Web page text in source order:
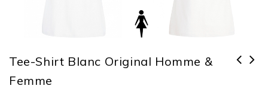
Tee-Shirt Blanc Original Homme &
Femme